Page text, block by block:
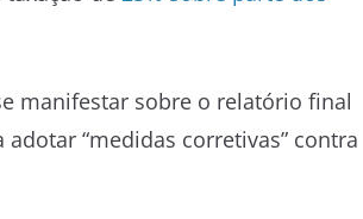
manifestar sobre o relatório final
“medidas corretivas” contra